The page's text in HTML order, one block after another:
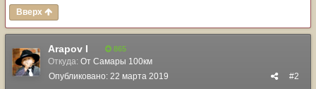
Вверх
Arapov I 865
Откуда: От Самары 100км
#2
Опубликовано: 22 марта 2019